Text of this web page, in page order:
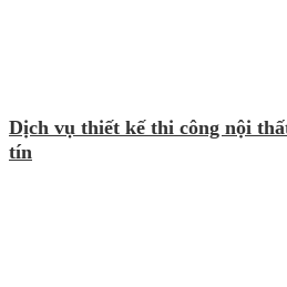
Dịch vụ thiết kế thi công nội
tín